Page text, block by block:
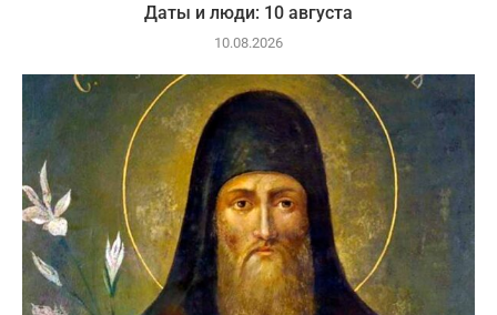
Даты и люди: 10 августа
10.08.2026